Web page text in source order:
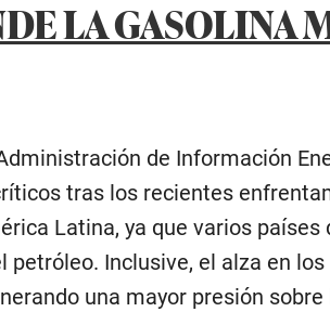
LA GASOLINA
de Información
tras los recientes
Latina, ya que varios
petróleo. Inclusive, el alza en
una mayor presión